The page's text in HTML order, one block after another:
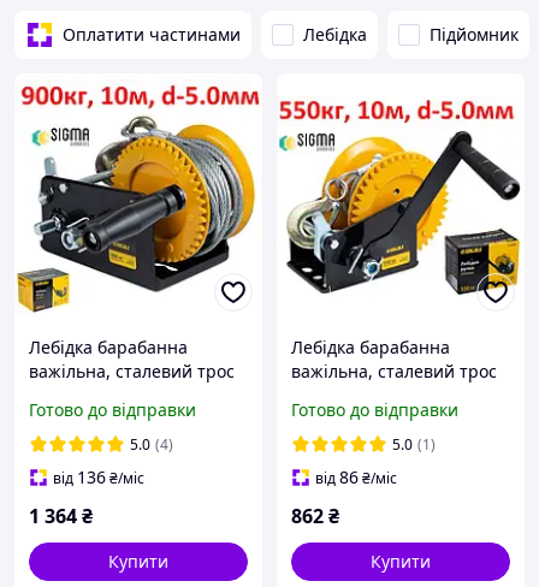
Оплатити частинами Лебідка Підйомник
Лебідка барабанна
важільна, сталевий трос
6134021 (Код5881)
Готово до відправки
5.0 (4)
від 136₴/міс
1 364₴
Купити
Лебідка барабанна
важільна, сталевий трос
6134011 (Код5880)
Готово до відправки
5.0 (1)
від86₴/міс
862₴
Купити